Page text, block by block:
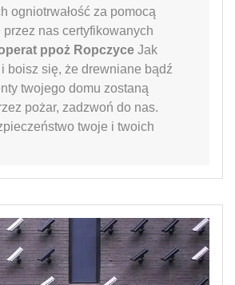
ogniotrwałość za pomocą
nas certyfikowanych
ppoż Ropczyce Jak
boisz się, że drewniane bądź
twojego domu zostaną
pożar, zadzwoń do nas.
twoje i twoich